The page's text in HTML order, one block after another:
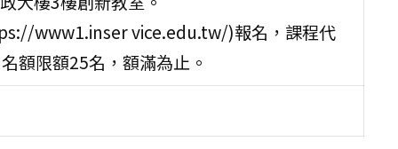
www1.inser vice.edu.tw/)報名，課程代
額限額25名，額滿為止。